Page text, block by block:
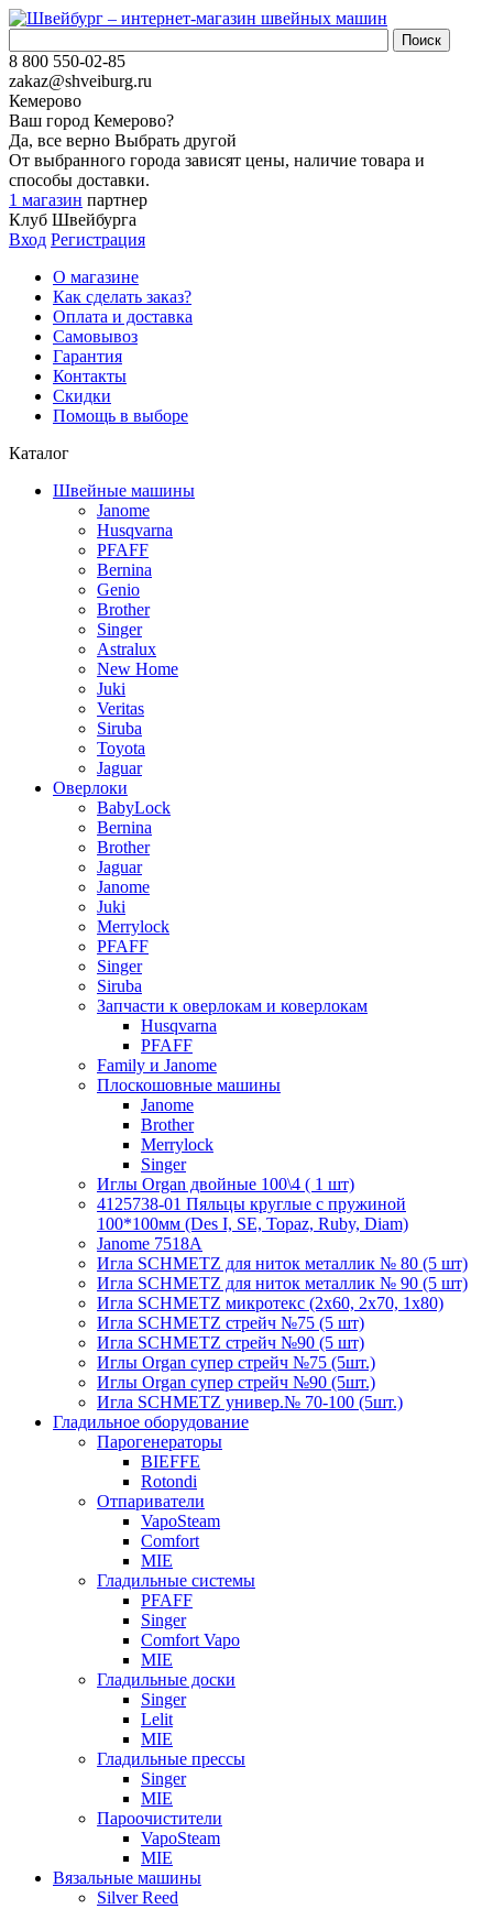
8 800 550-02-85
zakaz@shveiburg.ru
Кемерово
Ваш город Кемерово?
Да, все верно Выбрать другой
От выбранного города зависят цены, наличие товара и
способы доставки.
1 магазин партнер
Клуб Швейбурга
Вход Регистрация
О магазине
Как сделать заказ?
Оплата и доставка
Самовывоз
Гарантия
Контакты
Скидки
Помощь в выборе
Каталог
Швейные машины
Janome
Husqvarna
PFAFF
Bernina
Genio
Brother
Singer
Astralux
New Home
Juki
Veritas
Siruba
Toyota
Jaguar
Оверлоки
BabyLock
Bernina
Brother
Jaguar
Janome
Juki
Merrylock
PFAFF
Singer
Siruba
Запчасти к оверлокам и коверлокам
Husqvarna
PFAFF
Family и Janome
Плоскошовные машины
Janome
Brother
Merrylock
Singer
Иглы Organ двойные 100\4 ( 1 шт)
4125738-01 Пяльцы круглые с пружиной
100*100мм (Des I, SE, Topaz, Ruby, Diam)
Janome 7518A
Игла SCHMETZ для ниток металлик № 80 (5 шт)
Игла SCHMETZ для ниток металлик № 90 (5 шт)
Игла SCHMETZ микротекс (2х60, 2х70, 1х80)
Игла SCHMETZ стрейч №75 (5 шт)
Игла SCHMETZ стрейч №90 (5 шт)
Иглы Organ супер стрейч №75 (5шт.)
Иглы Organ супер стрейч №90 (5шт.)
Игла SCHMETZ универ.№ 70-100 (5шт.)
Гладильное оборудование
Парогенераторы
BIEFFE
Rotondi
Отпариватели
VapoSteam
Comfort
MIE
Гладильные системы
PFAFF
Singer
Comfort Vapo
MIE
Гладильные доски
Singer
Lelit
MIE
Гладильные прессы
Singer
MIE
Пароочистители
VapoSteam
MIE
Вязальные машины
Silver Reed